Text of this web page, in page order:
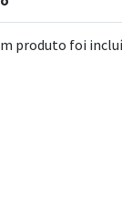
produto foi